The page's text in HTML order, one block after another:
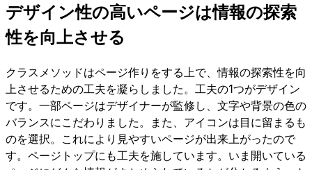
デザイン性の高いページは情報の探索
性を向上させる
クラスメソッドはページ作りをする上で、情報の探索性を向
上させるための工夫を凝らしました。工夫の1つがデザイン
です。一部ページはデザイナーが監修し、文字や背景の色の
バランスにこだわりました。また、アイコンは目に留まるも
のを選択。これにより見やすいページが出来上がったので
す。ページトップにも工夫を施しています。いま開いている